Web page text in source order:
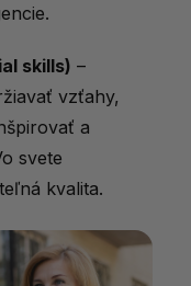
skills) –
vzťahy,
a
svete
kvalita.